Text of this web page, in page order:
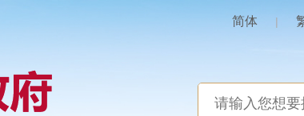
简体 |